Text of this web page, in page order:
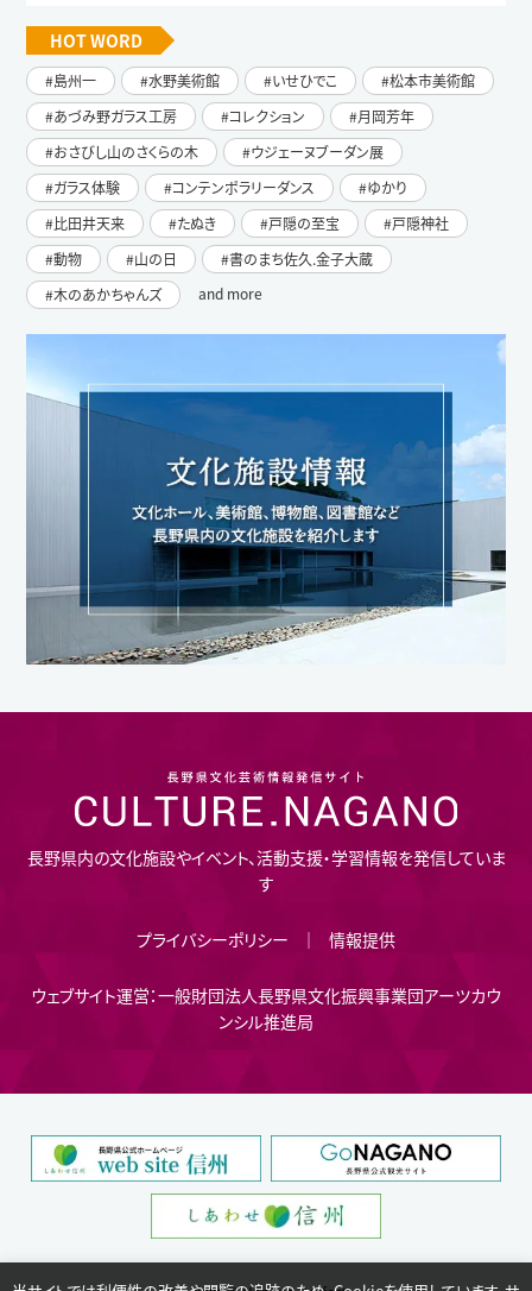
HOT WORD
島州一 水野美術館 いせひでこ
松本市美術館
あづみ野ガラス工房
コレクション
月岡芳年
おさびし山のさくらの木
ウジェーヌブーダン展
ガラス体験
コンテンポラリーダンス
ゆかり
比田井天来
たぬき 戸隠の至宝
戸隠神社
動物
山の日
書のまち佐久.金子大蔵
木のあかちゃんズ
and more
長野県内の文化施設やイベント、活動支援・学習情報を発信していま
す
プライバシーポリシー 情報提供
ウェブサイト運営：一般財団法人長野県文化振興事業団アーツカウ
ンシル推進局